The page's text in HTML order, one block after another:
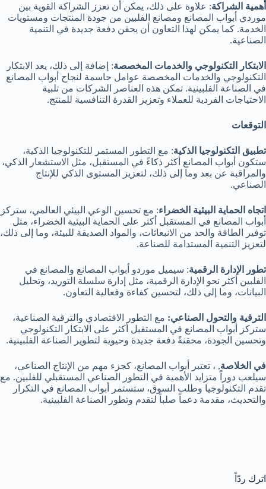
أهمية الشراكة: علاوة على ذلك، يمكن أن تعزز الشراكة القوية بين
موردي أبواب المصانع ومصانع الفلبين من جودة المنتجات ومستويات
الخدمة. كما يمكن لهذا التعاون أن يحقن دفعة جديدة في التنمية
الصناعية.
الابتكار التكنولوجي والخدمات المخصصة: إضافة إلى ذلك، يعد الابتكار
التكنولوجي والخدمات المخصصة عوامل حاسمة لنجاح أبواب المصانع
في الصناعة الفلبينية. تمكن هذه العناصر الشركات من تلبية
الاحتياجات الفردية للعملاء وتعزيز القدرة التنافسية للمنتج.
التوقعات
تطبيق التكنولوجيا الذكية: مع التطور المستمر للتكنولوجيا الذكية،
ستكون أبواب المصانع أكثر ذكاءً في المستقبل، مثل الاستشعار الذكي،
والمراقبة عن بعد وما إلى ذلك، لتعزيز المستوى الذكي للإنتاج
الصناعي.
اتجاه الحماية البيئية الخضراء: مع تحسين الوعي البيئي العالمي، ستركز
أبواب المصانع في المستقبل أكثر على الحماية البيئية الخضراء، مثل
توفير الطاقة والحد من الانبعاثات، والمواد الصديقة للبيئة، وما إلى ذلك،
لتعزيز التنمية المستدامة للصناعة.
تطور الإدارة الرقمية: سيميل موردو أبواب المصانع والمصانع في
الفلبين أكثر نحو الإدارة الرقمية، مثل إدارة سلسلة التوريد، وتحليل
البيانات، وما إلى ذلك، لتحسين كفاءة وفعالية التعاون.
الترقية والتحول الصناعي: مع التطور الاقتصادي والترقية الصناعية،
ستركز أبواب المصانع في المستقبل أكثر على الابتكار التكنولوجي
وتحسين الجودة، محقنةً دفعة جديدة وحيوية لتطوير الصناعة الفلبينية.
في الخلاصة, ، تعتبر أبواب المصانع، كجزء مهم من الإنتاج الصناعي،
سيلعب دوراً متزايد الأهمية في التطور الصناعي المستقبلي للفلبين. مع
تقدم التكنولوجيا وطلب السوق، ستستمر أبواب المصانع في التكرار
والتحديث، مقدمة دعماً صلباً لتقدم وتطور الصناعة الفلبينية.
اترك ردّاً